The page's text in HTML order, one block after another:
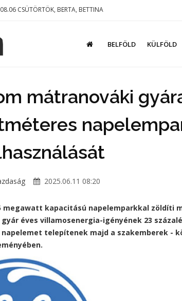
CSÜTÖRTÖK, BERTA, BETTINA
BELFÖLD KÜLFÖLD
mátranováki
2025.06.11 08:20
megawatt kapacitású napelemparkkal zöldíti
éves villamosenergia-igényének 23
telepítenek majd a szakemberek -